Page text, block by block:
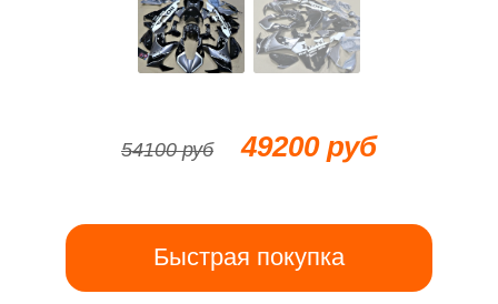
54100 руб 49200 руб
Быстрая покупка